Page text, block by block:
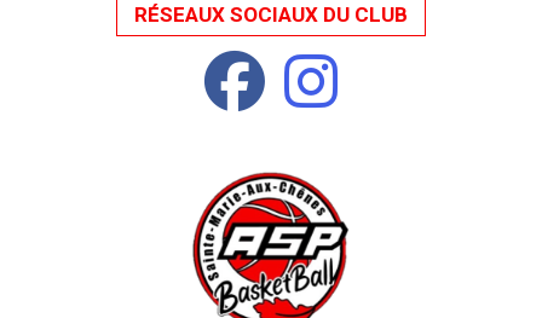
RÉSEAUX SOCIAUX DU CLUB